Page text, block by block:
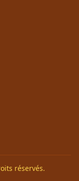
réservés.